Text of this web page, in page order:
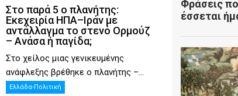
Στο παρά 5 ο πλανήτης:
Εκεχειρία ΗΠΑ–Ιράν με
αντάλλαγμα το στενό Ορμούζ
– Ανάσα ή παγίδα;
Στο χείλος μιας γενικευμένης
ανάφλεξης βρέθηκε ο πλανήτης –...
Ελλάδα-Πολιτική